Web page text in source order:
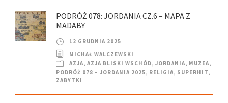
PODRÓŻ 078: JORDANIA CZ.6 – MAPA Z
MADABY
12 GRUDNIA 2025
MICHAŁ WALCZEWSKI
AZJA, AZJA BLISKI WSCHÓD, JORDANIA, MUZEA,
PODRÓŻ 078 – JORDANIA 2025, RELIGIA, SUPERHIT,
ZABYTKI